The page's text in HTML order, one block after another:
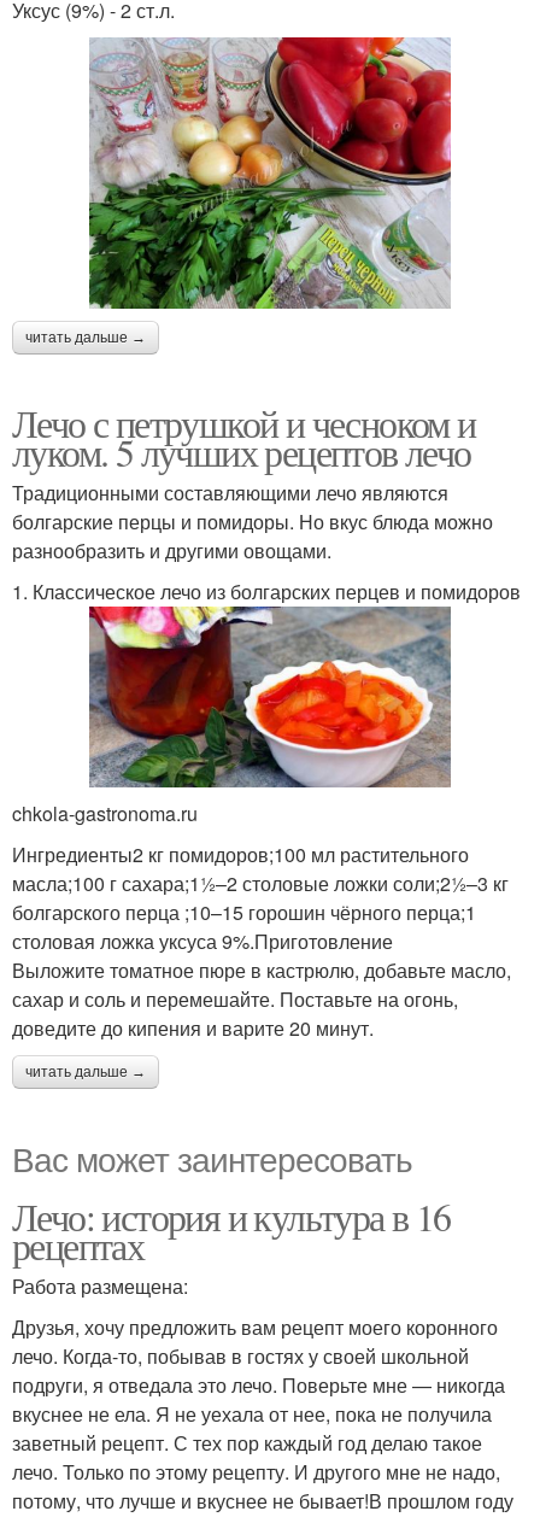
Уксус (9%) - 2 ст.л.
читать дальше →
Лечо с петрушкой и чесноком и
луком. 5 лучших рецептов лечо
Традиционными составляющими лечо являются
болгарские перцы и помидоры. Но вкус блюда можно
разнообразить и другими овощами.
1. Классическое лечо из болгарских перцев и помидоров
chkola-gastronoma.ru
Ингредиенты2 кг помидоров;100 мл растительного
масла;100 г сахара;1½–2 столовые ложки соли;2½–3 кг
болгарского перца ;10–15 горошин чёрного перца;1
столовая ложка уксуса 9%.Приготовление
Выложите томатное пюре в кастрюлю, добавьте масло,
сахар и соль и перемешайте. Поставьте на огонь,
доведите до кипения и варите 20 минут.
читать дальше →
Вас может заинтересовать
Лечо: история и культура в 16
рецептах
Работа размещена:
Друзья, хочу предложить вам рецепт моего коронного
лечо. Когда-то, побывав в гостях у своей школьной
подруги, я отведала это лечо. Поверьте мне — никогда
вкуснее не ела. Я не уехала от нее, пока не получила
заветный рецепт. С тех пор каждый год делаю такое
лечо. Только по этому рецепту. И другого мне не надо,
потому, что лучше и вкуснее не бывает!В прошлом году